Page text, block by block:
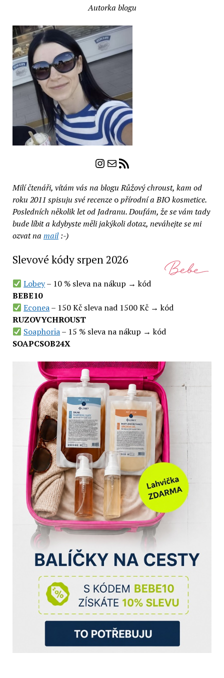
Autorka blogu
Instagram
E-mail
RSS zdroj
Milí čtenáři, vítám vás na blogu Růžový chroust, kam od
roku 2011 spisuju své recenze opřírodní a BIO kosmetice.
Posledních několik let od Jadranu. Doufám, že se vám tady
bude líbit a kdybyste měli jakýkoli dotaz, neváhejte se mi
ozvat na mail:-)
Slevové kódy srpen 2026
Lobey– 10 % sleva na nákup → kód
BEBE10
Econea– 150 Kč sleva nad 1500 Kč → kód
RUZOVYCHROUST
Soaphoria– 15 % sleva na nákup → kód
SOAPCSOB24X
pomerančem
a
bergamotem
svíčka
ze
včelího
vosku
(2
recenze)